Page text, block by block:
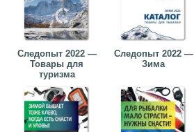
Следопыт 2022 —
Товары для
туризма
Следопыт 2022 —
Зима